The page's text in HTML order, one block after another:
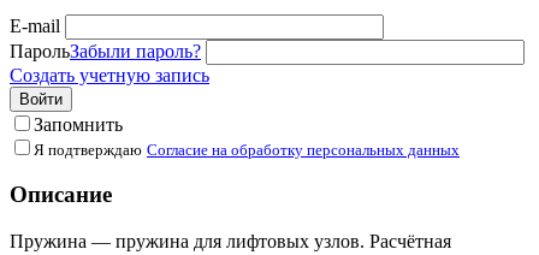
E-mail
ПарольЗабыли пароль?
Создать учетную запись
Войти
Запомнить
Я подтверждаю Согласие на обработку персональных данных
Описание
Пружина — пружина для лифтовых узлов. Расчётная